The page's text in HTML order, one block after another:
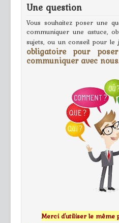
Une question
Vous souhaitez poser une
communiquer une astuce,
sujets, ou un conseil pour
obligatoire pour
communiquer avec
Merci d'utiliser le même